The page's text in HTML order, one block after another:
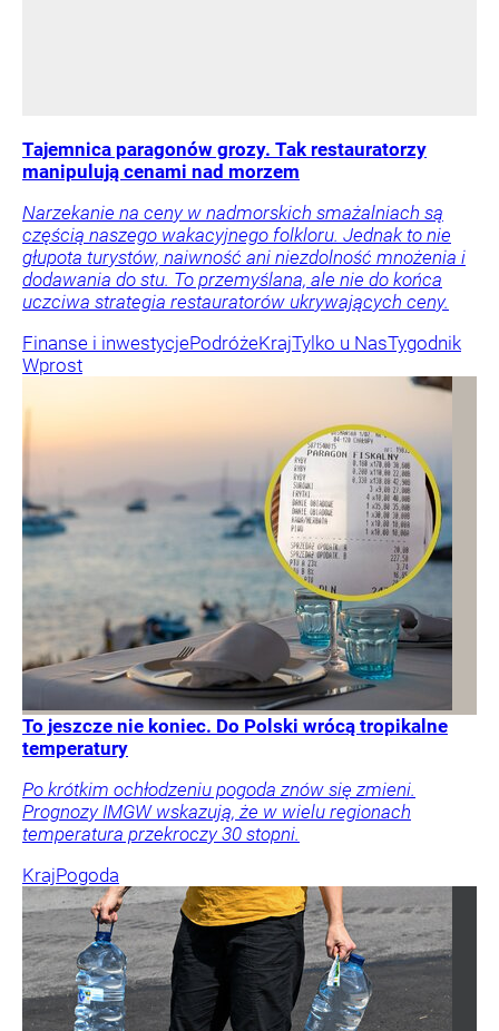
Tajemnica paragonów grozy. Tak restauratorzy
manipulują cenami nad morzem
Narzekanie na ceny w nadmorskich smażalniach są
częścią naszego wakacyjnego folkloru. Jednak to nie
głupota turystów, naiwność ani niezdolność mnożenia i
dodawania do stu. To przemyślana, ale nie do końca
uczciwa strategia restauratorów ukrywających ceny.
Finanse i inwestycjePodróżeKrajTylko u NasTygodnik
Wprost
To jeszcze nie koniec. Do Polski wrócą tropikalne
temperatury
Po krótkim ochłodzeniu pogoda znów się zmieni.
Prognozy IMGW wskazują, że w wielu regionach
temperatura przekroczy 30 stopni.
KrajPogoda